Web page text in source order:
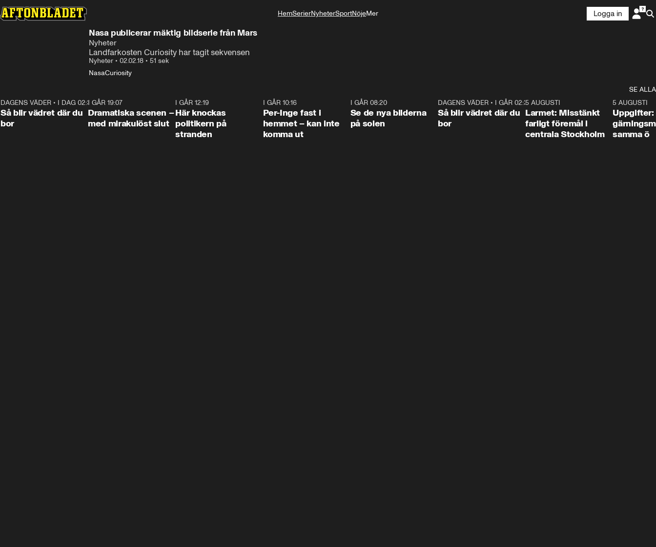
HemSerierNyheterSportNöjeMer
Logga in
Nasa publicerar mäktig bildserie från Mars
Nyheter
Landfarkosten Curiosity har tagit sekvensen
Nyheter • 02.02.18 • 51 sek
NasaCuriosity
SE ALLA
1:06
DAGENS VÄDER • I DAG 02:30
Så blir vädret där du
bor
I GÅR 19:07
Dramatiska scenen –
med mirakulöst slut
I GÅR 12:19
Här knockas
politikern på
stranden
I GÅR 10:16
Per-Inge fast i
hemmet – kan inte
komma ut
I GÅR 08:20
Se de nya bilderna
på solen
1:06
DAGENS VÄDER• I GÅR 02:30
Så blir vädret där du
bor
0:35
5 AUGUSTI
Larmet: Misstänkt
farligt föremål i
centrala Stockholm
5 AUGUSTI
Uppgifter:
samma ö